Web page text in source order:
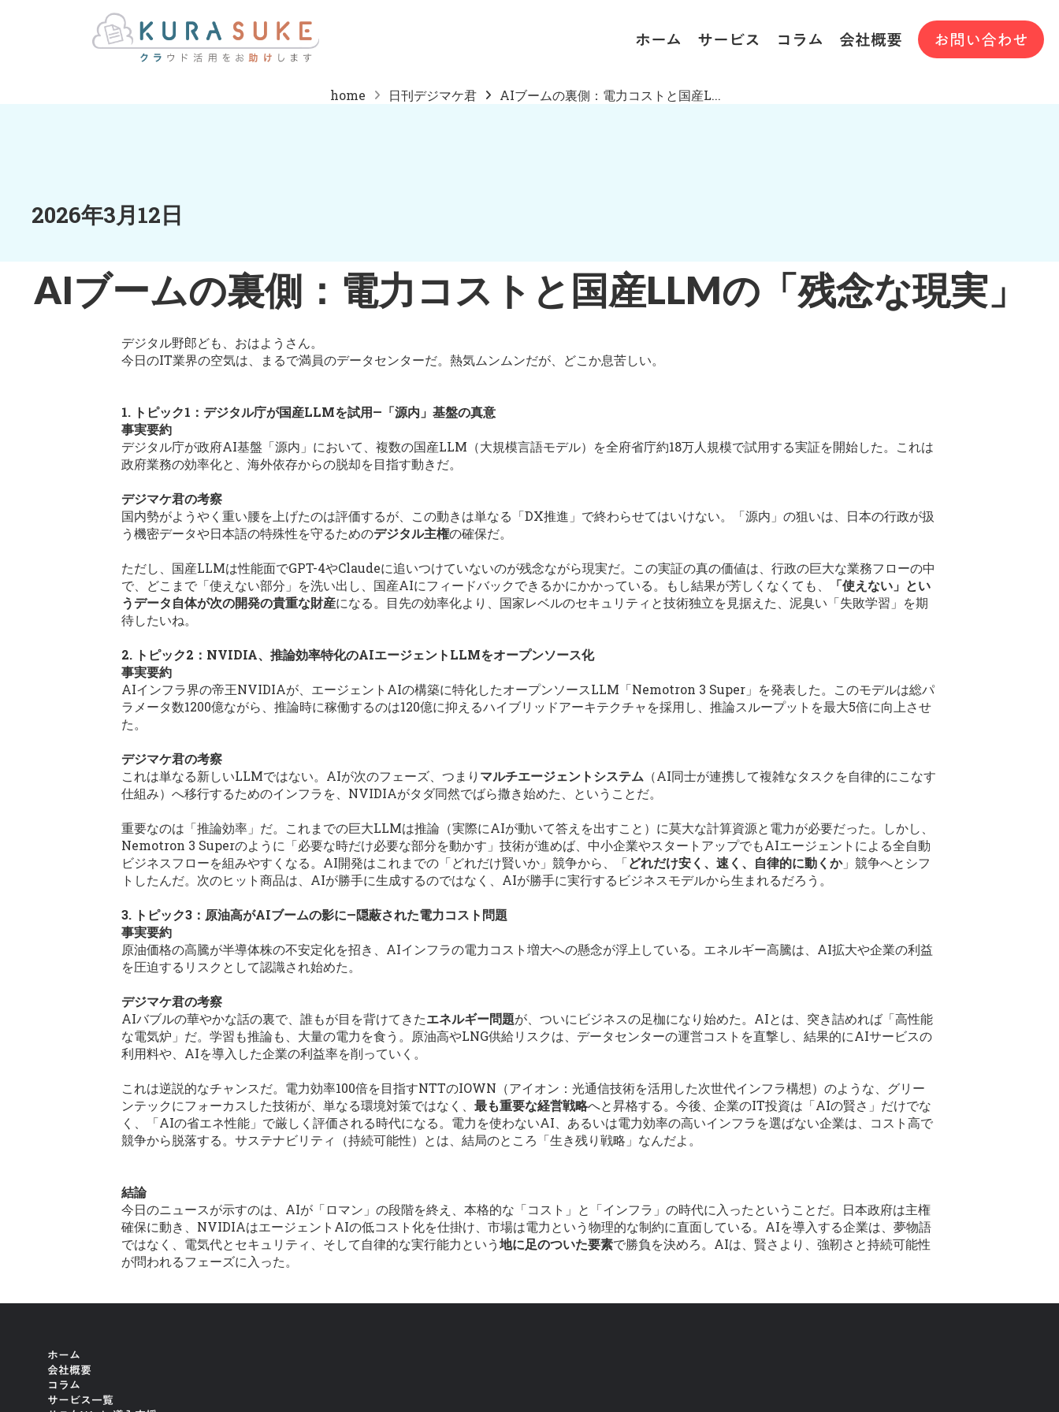
ホーム サービス コラム 会社概要 お問い合わせ
home 日刊デジマケ君 AIブームの裏側：電力コストと国産L...
2026年3月12日
AIブームの裏側：電力コストと国産LLMの「残念な現実」
デジタル野郎ども、おはようさん。
今日のIT業界の空気は、まるで満員のデータセンターだ。熱気ムンムンだが、どこか息苦しい。
1. トピック1：デジタル庁が国産LLMを試用—「源内」基盤の真意
事実要約
デジタル庁が政府AI基盤「源内」において、複数の国産LLM（大規模言語モデル）を全府省庁約18万人規模で試用する実証を開始した。これは
政府業務の効率化と、海外依存からの脱却を目指す動きだ。
デジマケ君の考察
国内勢がようやく重い腰を上げたのは評価するが、この動きは単なる「DX推進」で終わらせてはいけない。「源内」の狙いは、日本の行政が扱
う機密データや日本語の特殊性を守るためのデジタル主権の確保だ。
ただし、国産LLMは性能面でGPT-4やClaudeに追いつけていないのが残念ながら現実だ。この実証の真の価値は、行政の巨大な業務フローの中
で、どこまで「使えない部分」を洗い出し、国産AIにフィードバックできるかにかかっている。もし結果が芳しくなくても、
「使えない」とい
うデータ自体が次の開発の貴重な財産になる。目先の効率化より、国家レベルのセキュリティと技術独立を見据えた、泥臭い「失敗学習」を期
待したいね。
2. トピック2：NVIDIA、推論効率特化のAIエージェントLLMをオープンソース化
事実要約
AIインフラ界の帝王NVIDIAが、エージェントAIの構築に特化したオープンソースLLM「Nemotron 3 Super」を発表した。このモデルは総パ
ラメータ数1200億ながら、推論時に稼働するのは120億に抑えるハイブリッドアーキテクチャを採用し、推論スループットを最大5倍に向上させ
た。
デジマケ君の考察
これは単なる新しいLLMではない。AIが次のフェーズ、つまり マルチエージェントシステム （AI同士が連携して複雑なタスクを自律的にこなす
仕組み）へ移行するためのインフラを、NVIDIAがタダ同然でばら撒き始めた、ということだ。
重要なのは「推論効率」だ。これまでの巨大LLMは推論（実際にAIが動いて答えを出すこと）に莫大な計算資源と電力が必要だった。しかし、
Nemotron 3 Superのように「必要な時だけ必要な部分を動かす」技術が進めば、中小企業やスタートアップでもAIエージェントによる全自動
ビジネスフローを組みやすくなる。AI開発はこれまでの「どれだけ賢いか」競争から、「どれだけ安く、速く、自律的に動くか」競争へとシフ
トしたんだ。次のヒット商品は、AIが勝手に生成するのではなく、AIが勝手に実行するビジネスモデルから生まれるだろう。
3. トピック3：原油高がAIブームの影に—隠蔽された電力コスト問題
事実要約
原油価格の高騰が半導体株の不安定化を招き、AIインフラの電力コスト増大への懸念が浮上している。エネルギー高騰は、AI拡大や企業の利益
を圧迫するリスクとして認識され始めた。
デジマケ君の考察
AIバブルの華やかな話の裏で、誰もが目を背けてきたエネルギー問題が、ついにビジネスの足枷になり始めた。AIとは、突き詰めれば「高性能
な電気炉」だ。学習も推論も、大量の電力を食う。原油高やLNG供給リスクは、データセンターの運営コストを直撃し、結果的にAIサービスの
利用料や、AIを導入した企業の利益率を削っていく。
これは逆説的なチャンスだ。電力効率100倍を目指すNTTのIOWN（アイオン：光通信技術を活用した次世代インフラ構想）のような、グリー
ンテックにフォーカスした技術が、単なる環境対策ではなく、最も重要な経営戦略へと昇格する。今後、企業のIT投資は「AIの賢さ」だけでな
く、「AIの省エネ性能」で厳しく評価される時代になる。電力を使わないAI、あるいは電力効率の高いインフラを選ばない企業は、コスト高で
競争から脱落する。サステナビリティ（持続可能性）とは、結局のところ「生き残り戦略」なんだよ。
結論
今日のニュースが示すのは、AIが「ロマン」の段階を終え、本格的な「コスト」と「インフラ」の時代に入ったということだ。日本政府は主権
確保に動き、NVIDIAはエージェントAIの低コスト化を仕掛け、市場は電力という物理的な制約に直面している。AIを導入する企業は、夢物語
ではなく、電気代とセキュリティ、そして自律的な実行能力という地に足のついた要素で勝負を決めろ。AIは、賢さより、強靭さと持続可能性
が問われるフェーズに入った。
ホーム
会社概要
コラム
サービス一覧